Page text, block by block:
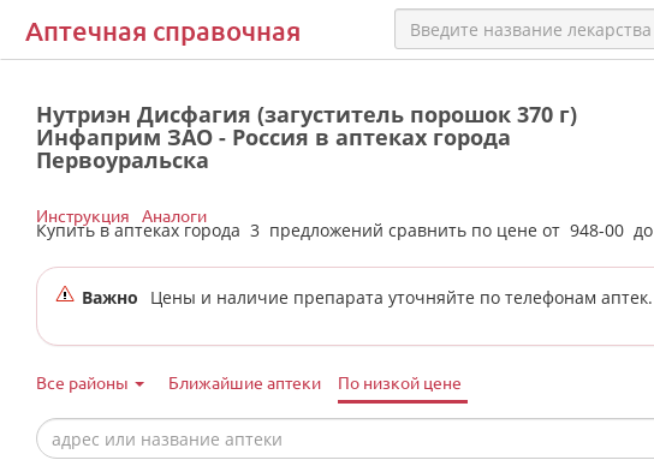
Аптечная справочная
Нутриэн Дисфагия (загуститель порошок 370 г)
Инфаприм ЗАО - Россия в аптеках города
Первоуральска
Купить в аптеках города 3 предложений сравнить по цене от 948-00 до
Инструкция Аналоги
Важно Цены и наличие препарата уточняйте по телефонам аптек.
Все районы Ближайшие аптеки По низкой цене